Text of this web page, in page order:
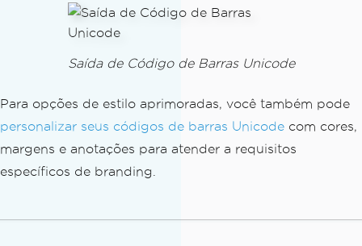
ราะบาง โมจิซีเรียสวอลนัตทริป" ;
rcode( text, BarcodeWriterEncoding.
Data
Matrix
);
// Save the barcode as an image
Saída de Código de Barras Unicode
Para opções de estilo aprimoradas, você também pode
personalizar seus códigos de barras Unicode com cores,
margens e anotações para atender a requisitos
específicos de branding.